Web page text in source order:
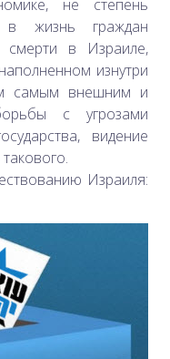
не степень
в жизнь граждан
в Израиле,
изнутри
самым внешним и
с угрозами
видение
Израиля: